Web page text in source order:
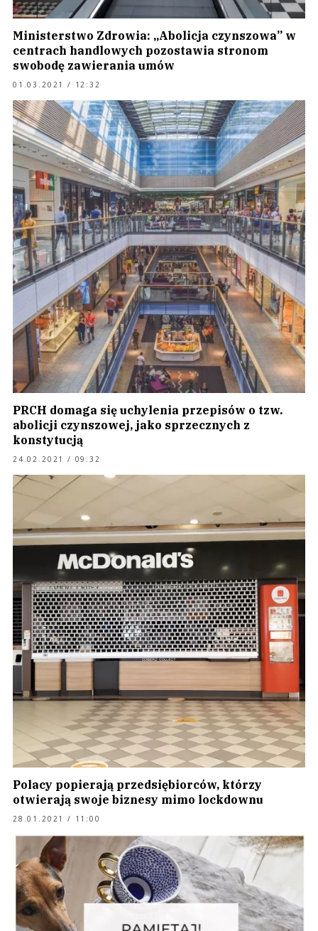
Ministerstwo Zdrowia: „Abolicja czynszowa” w
centrach handlowych pozostawia stronom
swobodę zawierania umów
01.03.2021 / 12:32
PRCH domaga się uchylenia przepisów o tzw.
abolicji czynszowej, jako sprzecznych z
konstytucją
24.02.2021 / 09:32
Polacy popierają przedsiębiorców, którzy
otwierają swoje biznesy mimo lockdownu
28.01.2021 / 11:00